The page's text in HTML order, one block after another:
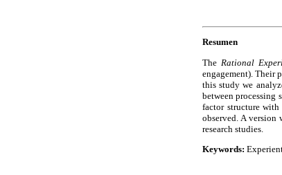
Resumen
The Rational
engagement). Their
this study we
between processing
factor structure
observed. A version
research studies.
Keywords: